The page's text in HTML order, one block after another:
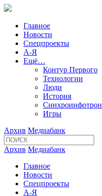
Главное
Новости
Спецпроекты
А-Я
Ещё…
Контур Первого
Технологии
Люди
История
Синхроинфотрон
Игры
Архив Медиабанк
Архив Медиабанк
Главное
Новости
Спецпроекты
А-Я